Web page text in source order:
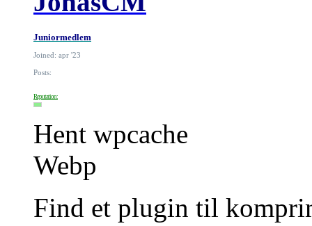
Juniormedlem
Joined: apr '23
Posts:
Reputation:
Hent wpcache
Webp
Find et plugin til